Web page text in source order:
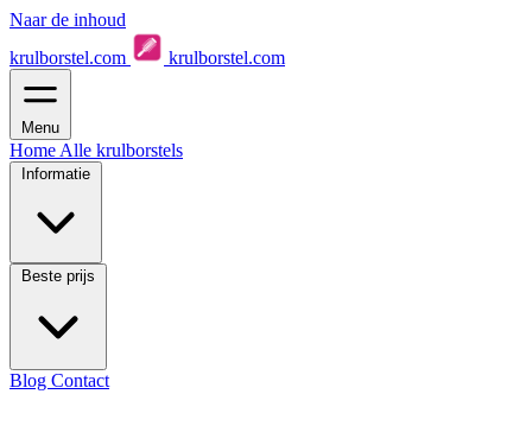
Naar de inhoud
krulborstel.com
krulborstel.com
Menu
Home Alle krulborstels
Informatie
Beste prijs
Blog Contact